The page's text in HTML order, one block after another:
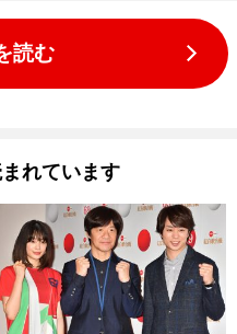
読む
れています